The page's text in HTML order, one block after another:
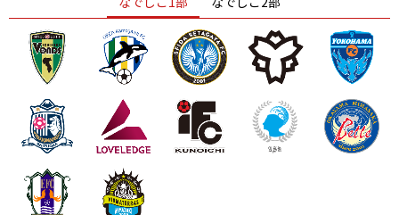
ニッパツ 名古屋 静岡 愛媛Ｌ